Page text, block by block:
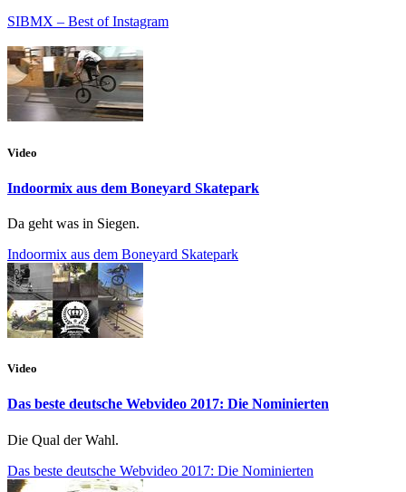
SIBMX – Best of Instagram
Video
Indoormix aus dem Boneyard Skatepark
Da geht was in Siegen.
Indoormix aus dem Boneyard Skatepark
Video
Das beste deutsche Webvideo 2017: Die Nominierten
Die Qual der Wahl.
Das beste deutsche Webvideo 2017: Die Nominierten